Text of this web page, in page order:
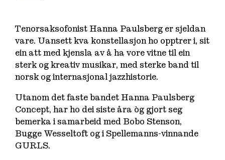
Tenorsaksofonist Hanna Paulsberg er sjeldan
vare. Uansett kva konstellasjon ho opptrer i, sit
ein att med kjensla av å ha vore vitne til ein
sterk og kreativ musikar, med sterke band til
norsk og internasjonal jazzhistorie.
Utanom det faste bandet Hanna Paulsberg
Concept, har ho dei siste åra òg gjort seg
bemerka i samarbeid med Bobo Stenson,
Bugge Wesseltoft og i Spellemanns-vinnande
GURLS.